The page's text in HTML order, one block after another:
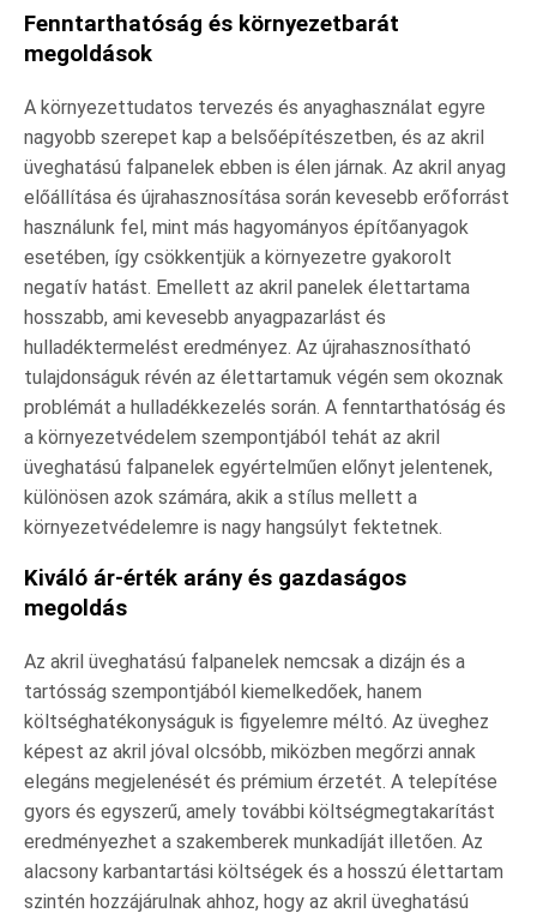
Fenntarthatóság és környezetbarát
megoldások
A környezettudatos tervezés és anyaghasználat egyre
nagyobb szerepet kap a belsőépítészetben, és az akril
üveghatású falpanelek ebben is élen járnak. Az akril anyag
előállítása és újrahasznosítása során kevesebb erőforrást
használunk fel, mint más hagyományos építőanyagok
esetében, így csökkentjük a környezetre gyakorolt
negatív hatást. Emellett az akril panelek élettartama
hosszabb, ami kevesebb anyagpazarlást és
hulladéktermelést eredményez. Az újrahasznosítható
tulajdonságuk révén az élettartamuk végén sem okoznak
problémát a hulladékkezelés során. A fenntarthatóság és
a környezetvédelem szempontjából tehát az akril
üveghatású falpanelek egyértelműen előnyt jelentenek,
különösen azok számára, akik a stílus mellett a
környezetvédelemre is nagy hangsúlyt fektetnek.
Kiváló ár-érték arány és gazdaságos
megoldás
Az akril üveghatású falpanelek nemcsak a dizájn és a
tartósság szempontjából kiemelkedőek, hanem
költséghatékonyságuk is figyelemre méltó. Az üveghez
képest az akril jóval olcsóbb, miközben megőrzi annak
elegáns megjelenését és prémium érzetét. A telepítése
gyors és egyszerű, amely további költségmegtakarítást
eredményezhet a szakemberek munkadíját illetően. Az
alacsony karbantartási költségek és a hosszú élettartam
szintén hozzájárulnak ahhoz, hogy az akril üveghatású